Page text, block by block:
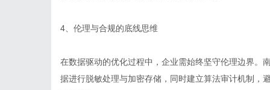
4、伦理与合规的底线思维
在数据驱动的优化过程中，企业需始终坚守伦理边界。
据进行脱敏处理与加密存储，同时建立算法审计机制，